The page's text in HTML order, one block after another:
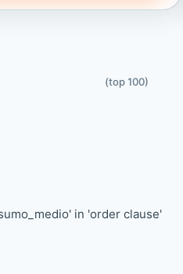
(top 100)
in 'order clause'